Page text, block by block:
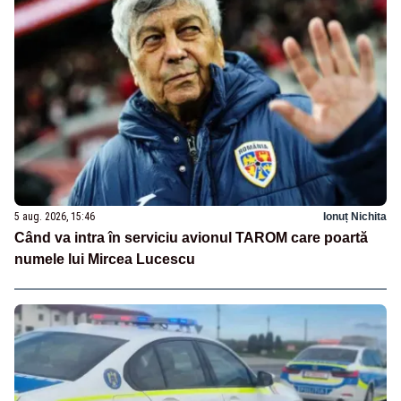
5 aug. 2026, 15:46 Ionuț Nichita
Când va intra în serviciu avionul TAROM care poartă
numele lui Mircea Lucescu